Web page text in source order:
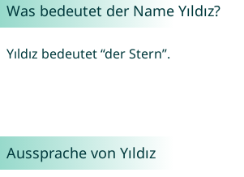
Was bedeutet der Name Yıldız?
Yıldız bedeutet “der Stern”.
Aussprache von Yıldız